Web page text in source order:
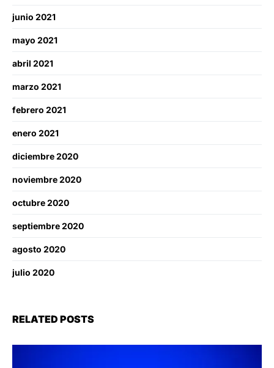
junio 2021
mayo 2021
abril 2021
marzo 2021
febrero 2021
enero 2021
diciembre 2020
noviembre 2020
octubre 2020
septiembre 2020
agosto 2020
julio 2020
RELATED POSTS